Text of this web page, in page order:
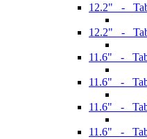
12.2" -
12.2" -
11.6" -
11.6" -
11.6" -
11.6" -